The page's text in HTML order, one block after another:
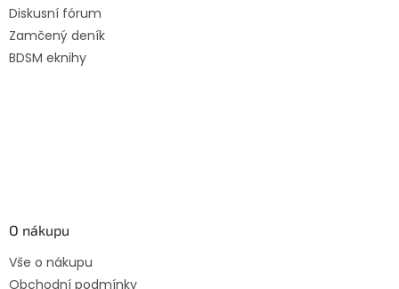
Diskusní fórum
Zamčený deník
BDSM eknihy
O nákupu
Vše o nákupu
Obchodní podmínky